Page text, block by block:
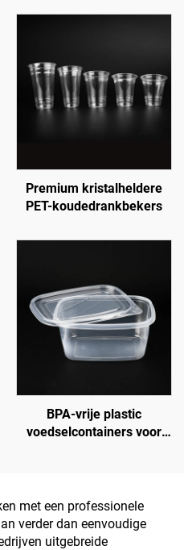
Premium kristalheldere
PET-koudedrankbekers
BPA-vrije plastic
voedselcontainers voor
met een professionele
verder dan eenvoudige
uitgebreide